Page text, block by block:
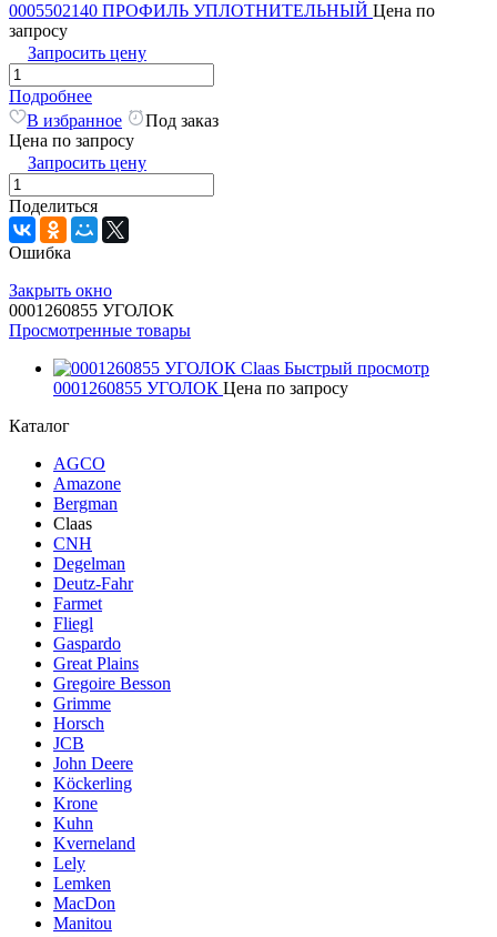
0005502140 ПРОФИЛЬ УПЛОТНИТЕЛЬНЫЙ Цена по
запросу
Запросить цену
Подробнее
В избранное
Под заказ
Цена по запросу
Запросить цену
Поделиться
Ошибка
Закрыть окно
0001260855 УГОЛОК
Просмотренные товары
Быстрый просмотр
0001260855 УГОЛОК Цена по запросу
Каталог
AGCO
Amazone
Bergman
Claas
CNH
Degelman
Deutz-Fahr
Farmet
Fliegl
Gaspardo
Great Plains
Gregoire Besson
Grimme
Horsch
JCB
John Deere
Köckerling
Krone
Kuhn
Kverneland
Lely
Lemken
MacDon
Manitou